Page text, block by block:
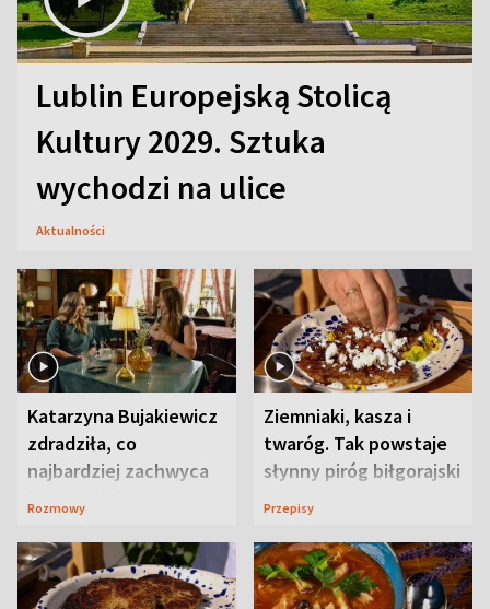
Lublin Europejską Stolicą
Kultury 2029. Sztuka
wychodzi na ulice
Aktualności
Katarzyna Bujakiewicz
zdradziła, co
najbardziej zachwyca
ją w Lublinie
Rozmowy
Ziemniaki, kasza i
twaróg. Tak powstaje
słynny piróg biłgorajski
Przepisy